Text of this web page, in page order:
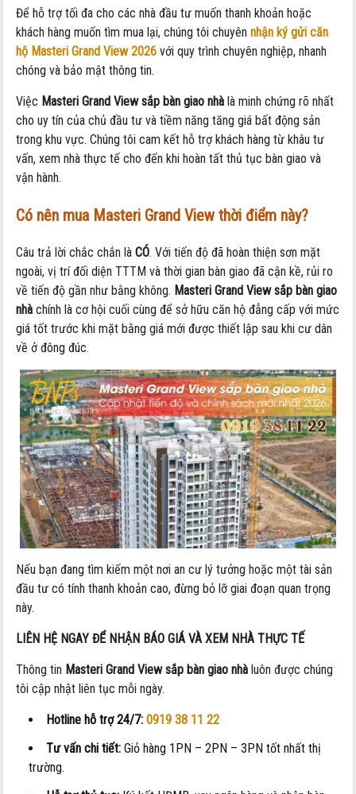
Để hỗ trợ tối đa cho các nhà đầu tư muốn thanh khoản hoặc
khách hàng muốn tìm mua lại, chúng tôi chuyênnhận ký gửi căn
hộ Masteri Grand View 2026 với quy trình chuyên nghiệp, nhanh
chóng và bảo mật thông tin.
Việc Masteri Grand View sắp bàn giao nhà là minh chứng rõ nhất
cho uy tín của chủ đầu tư và tiềm năng tăng giá bất động sản
trong khu vực. Chúng tôi cam kết hỗ trợ khách hàng từ khâu tư
vấn, xem nhà thực tế cho đến khi hoàn tất thủ tục bàn giao và
vận hành.
Có nên mua Masteri Grand View thời điểm này?
Câu trả lời chắc chắn làCÓ. Với tiến độ đã hoàn thiện sơn mặt
ngoài, vị trí đối diện TTTM và thời gian bàn giao đã cận kề, rủi ro
về tiến độ gần như bằng không. Masteri Grand View sắp bàn giao
nhà chính là cơ hội cuối cùng để sở hữu căn hộ đẳng cấp với mức
giá tốt trước khi mặt bằng giá mới được thiết lập sau khi cư dân
về ở đông đúc.
Nếu bạn đang tìm kiếm một nơi an cư lý tưởng hoặc một tài sản
đầu tư có tính thanh khoản cao, đừng bỏ lỡ giai đoạn quan trọng
này.
LIÊN HỆ NGAY ĐỂ NHẬN BÁO GIÁ VÀ XEM NHÀ THỰC TẾ
Thông tin Masteri Grand View sắp bàn giao nhà luôn được chúng
tôi cập nhật liên tục mỗi ngày.
Hotline hỗ trợ 24/7: 0919 38 11 22
Tư vấn chi tiết: Giỏ hàng 1PN – 2PN – 3PN tốt nhất thị
trường.